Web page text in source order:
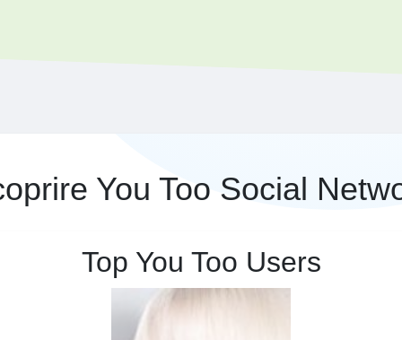
You Too Social
Top You Too Users